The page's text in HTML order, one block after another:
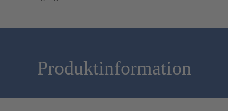
Produktinformation